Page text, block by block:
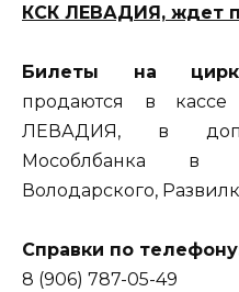
КСК ЛЕВАДИЯ, ждет
Билеты на
продаются в
ЛЕВАДИЯ, в
Мособлбанка в
Володарского,
Справки по
8 (906) 787-05-49